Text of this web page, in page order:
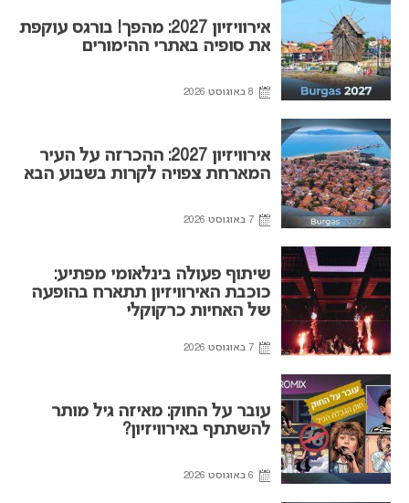
אירוויזיון 2027: מהפך! בורגס עוקפת
את סופיה באתרי ההימורים
8 באוגוסט 2026
אירוויזיון 2027: ההכרזה על העיר
המארחת צפויה לקרות בשבוע הבא
7 באוגוסט 2026
שיתוף פעולה בינלאומי מפתיע:
כוכבת האירוויזיון תתארח בהופעה
של האחיות כרקוקלי
7 באוגוסט 2026
עובר על החוק: מאיזה גיל מותר
להשתתף באירוויזיון?
6 באוגוסט 2026